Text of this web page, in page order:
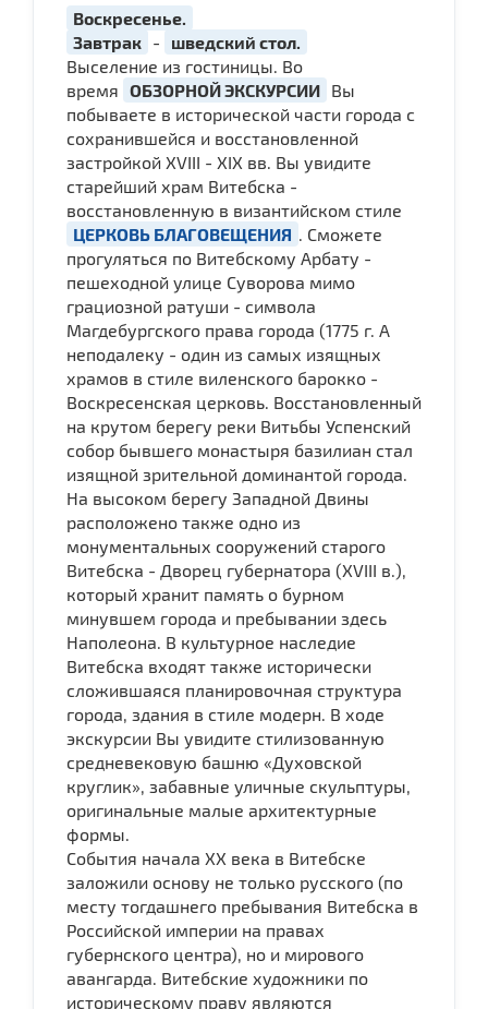
Воскресенье.
Завтрак -
шведский стол.
Выселение из гостиницы. Во
время ОБЗОРНОЙ ЭКСКУРСИИ Вы
побываете в исторической части города с
сохранившейся и восстановленной
застройкой ХVIII - XIX вв. Вы увидите
старейший храм Витебска -
восстановленную в византийском стиле
ЦЕРКОВЬ БЛАГОВЕЩЕНИЯ
. Сможете
прогуляться по Витебскому Арбату -
пешеходной улице Суворова мимо
грациозной ратуши - символа
Магдебургского права города (1775 г. А
неподалеку - один из самых изящных
храмов в стиле виленского барокко -
Воскресенская церковь. Восстановленный
на крутом берегу реки Витьбы Успенский
собор бывшего монастыря базилиан стал
изящной зрительной доминантой города.
На высоком берегу Западной Двины
расположено также одно из
монументальных сооружений старого
Витебска - Дворец губернатора (XVIII в.),
который хранит память о бурном
минувшем города и пребывании здесь
Наполеона. В культурное наследие
Витебска входят также исторически
сложившаяся планировочная структура
города, здания в стиле модерн. В ходе
экскурсии Вы увидите стилизованную
средневековую башню «Духовской
круглик», забавные уличные скульптуры,
оригинальные малые архитектурные
формы.
События начала ХХ века в Витебске
заложили основу не только русского (по
месту тогдашнего пребывания Витебска в
Российской империи на правах
губернского центра), но и мирового
авангарда. Витебские художники по
историческому праву являются